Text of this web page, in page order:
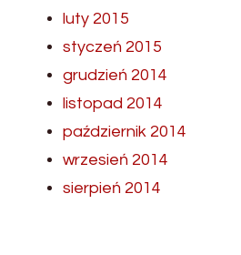
luty 2015
styczeń 2015
grudzień 2014
listopad 2014
październik 2014
wrzesień 2014
sierpień 2014